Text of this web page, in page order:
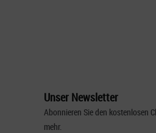
Unser Newsletter
Abonnieren Sie den kostenlosen
mehr.